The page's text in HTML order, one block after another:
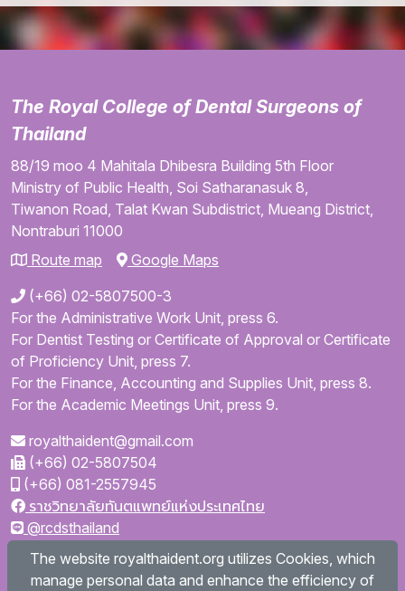
The Royal College of Dental Surgeons of
Thailand
88/19 moo 4 Mahitala Dhibesra Building 5th Floor
Ministry of Public Health, Soi Satharanasuk 8,
Tiwanon Road, Talat Kwan Subdistrict, Mueang District,
Nontraburi 11000
Route map
Google Maps
(+66) 02-5807500-3
For the Administrative Work Unit, press 6.
For Dentist Testing or Certificate of Approval or Certificate
of Proficiency Unit, press 7.
For the Finance, Accounting and Supplies Unit, press 8.
For the Academic Meetings Unit, press 9.
royalthaident@gmail.com
(+66) 02-5807504
(+66) 081-2557945
ราชวิทยาลัยทันตแพทย์แห่งประเทศไทย
@rcdsthailand
royalthaident
The website royalthaident.org utilizes Cookies, which
manage personal data and enhance the efficiency of